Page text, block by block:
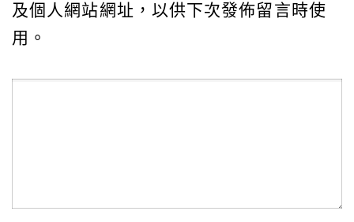
及個人網站網址，以供下次發佈留言時使
用。